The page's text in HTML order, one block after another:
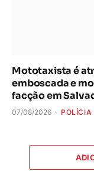
Mototaxista é
emboscada e
facção em
07/08/2026 POLÍCIA